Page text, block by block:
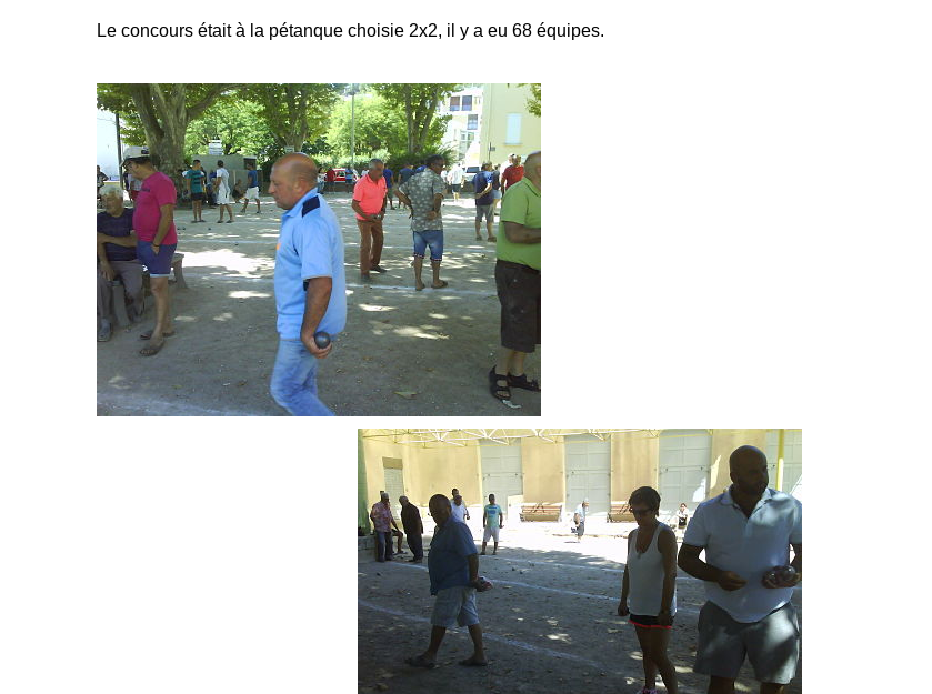
Le concours était à la pétanque choisie 2x2, il y a eu 68 équipes.